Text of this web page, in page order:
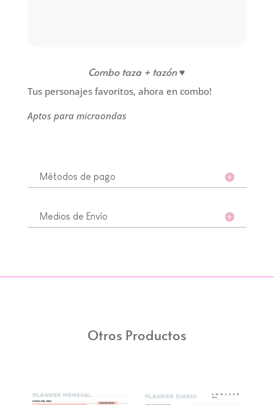
Combo taza + tazón♥
Tus personajes favoritos, ahora en combo!
Aptos para microondas
Métodos de pago
Medios de Envío
Otros Productos